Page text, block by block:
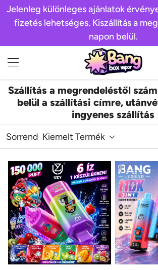
Jelenleg különleges ajánlatok
fizetés lehetséges. Kiszállítás a
napon belül.
Szállítás a megrendeléstől
belül a szállítási címre,
ingyenes szállítás
Sorrend Kiemelt Termék